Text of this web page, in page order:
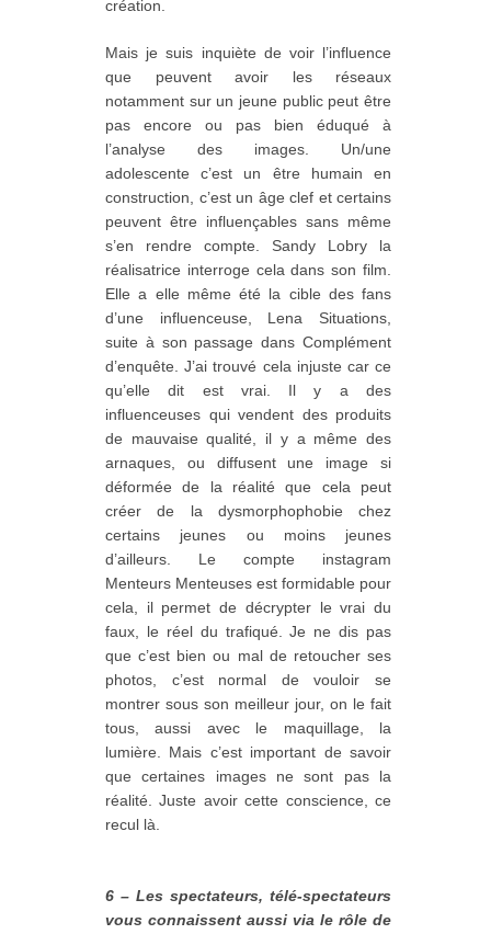
création.
Mais je suis inquiète de voir l’influence
que peuvent avoir les réseaux
notamment sur un jeune public peut être
pas encore ou pas bien éduqué à
l’analyse des images. Un/une
adolescente c’est un être humain en
construction, c’est un âge clef et certains
peuvent être influençables sans même
s’en rendre compte. Sandy Lobry la
réalisatrice interroge cela dans son film.
Elle a elle même été la cible des fans
d’une influenceuse, Lena Situations,
suite à son passage dans Complément
d’enquête. J’ai trouvé cela injuste car ce
qu’elle dit est vrai. Il y a des
influenceuses qui vendent des produits
de mauvaise qualité, il y a même des
arnaques, ou diffusent une image si
déformée de la réalité que cela peut
créer de la dysmorphophobie chez
certains jeunes ou moins jeunes
d’ailleurs. Le compte instagram
Menteurs Menteuses est formidable pour
cela, il permet de décrypter le vrai du
faux, le réel du trafiqué. Je ne dis pas
que c’est bien ou mal de retoucher ses
photos, c’est normal de vouloir se
montrer sous son meilleur jour, on le fait
tous, aussi avec le maquillage, la
lumière. Mais c’est important de savoir
que certaines images ne sont pas la
réalité. Juste avoir cette conscience, ce
recul là.
6 – Les spectateurs, télé-spectateurs
vous connaissent aussi via le rôle de